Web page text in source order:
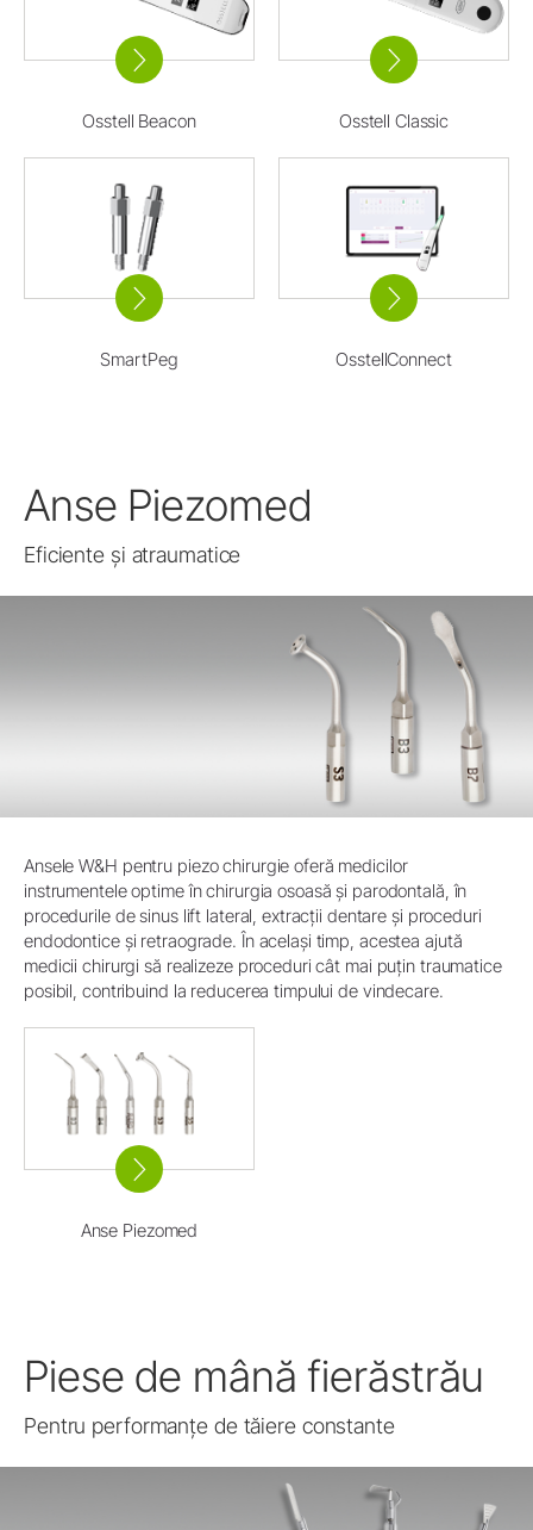
Osstell Beacon Osstell Classic
SmartPeg OsstellConnect
Anse Piezomed
Eficiente și atraumatice
Ansele W&H pentru piezo chirurgie oferă medicilor
instrumentele optime în chirurgia osoasă și parodontală, în
procedurile de sinus lift lateral, extracții dentare și proceduri
endodontice și retraograde. În același timp, acestea ajută
medicii chirurgi să realizeze proceduri cât mai puțin traumatice
posibil, contribuind la reducerea timpului de vindecare.
Anse Piezomed
Piese de mână fierăstrău
Pentru performanțe de tăiere constante